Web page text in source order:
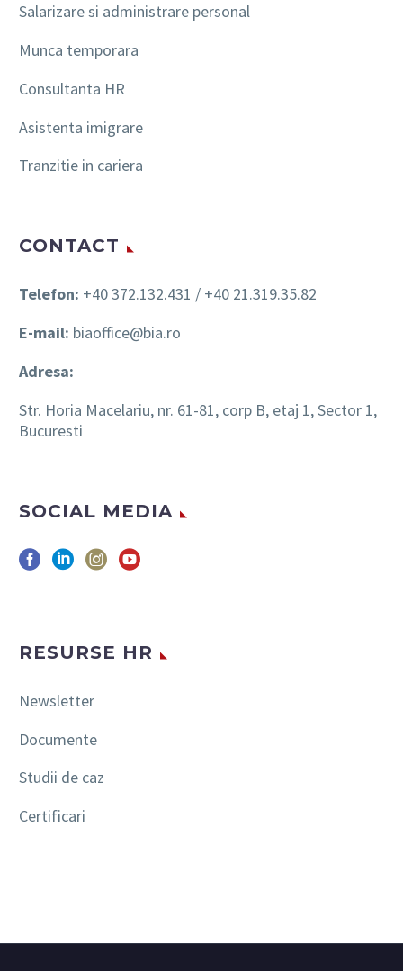
Salarizare si administrare personal
Munca temporara
Consultanta HR
Asistenta imigrare
Tranzitie in cariera
CONTACT
Telefon: +40 372.132.431 / +40 21.319.35.82
E-mail: biaoffice@bia.ro
Adresa:
Str. Horia Macelariu, nr. 61-81, corp B, etaj 1, Sector 1,
Bucuresti
SOCIAL MEDIA
RESURSE HR
Newsletter
Documente
Studii de caz
Certificari